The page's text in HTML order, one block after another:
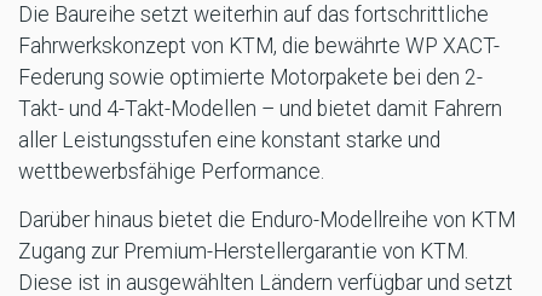
Die Baureihe setzt weiterhin auf das fortschrittliche
Fahrwerkskonzept von KTM, die bewährte WP XACT-
Federung sowie optimierte Motorpakete bei den 2-
Takt- und 4-Takt-Modellen – und bietet damit Fahrern
aller Leistungsstufen eine konstant starke und
wettbewerbsfähige Performance.
Darüber hinaus bietet die Enduro-Modellreihe von KTM
Zugang zur Premium-Herstellergarantie von KTM.
Diese ist in ausgewählten Ländern verfügbar und setzt